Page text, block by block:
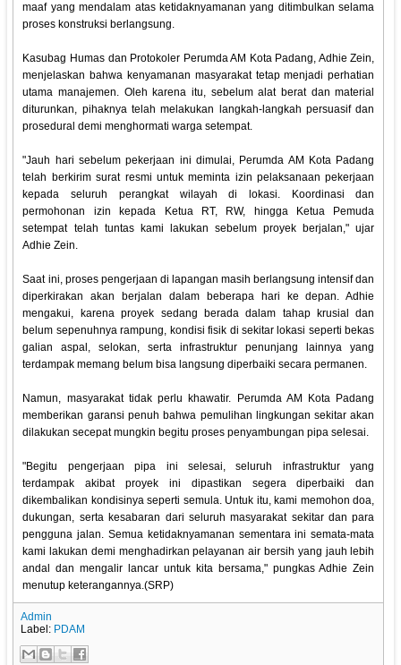
maaf yang mendalam atas ketidaknyamanan yang ditimbulkan selama
proses konstruksi berlangsung.
‎Kasubag Humas dan Protokoler Perumda AM Kota Padang, Adhie Zein,
menjelaskan bahwa kenyamanan masyarakat tetap menjadi perhatian
utama manajemen. Oleh karena itu, sebelum alat berat dan material
diturunkan, pihaknya telah melakukan langkah-langkah persuasif dan
prosedural demi menghormati warga setempat.
‎"Jauh hari sebelum pekerjaan ini dimulai, Perumda AM Kota Padang
telah berkirim surat resmi untuk meminta izin pelaksanaan pekerjaan
kepada seluruh perangkat wilayah di lokasi. Koordinasi dan
permohonan izin kepada Ketua RT, RW, hingga Ketua Pemuda
setempat telah tuntas kami lakukan sebelum proyek berjalan," ujar
Adhie Zein.
‎Saat ini, proses pengerjaan di lapangan masih berlangsung intensif dan
diperkirakan akan berjalan dalam beberapa hari ke depan. Adhie
mengakui, karena proyek sedang berada dalam tahap krusial dan
belum sepenuhnya rampung, kondisi fisik di sekitar lokasi seperti bekas
galian aspal, selokan, serta infrastruktur penunjang lainnya yang
terdampak memang belum bisa langsung diperbaiki secara permanen.
‎Namun, masyarakat tidak perlu khawatir. Perumda AM Kota Padang
memberikan garansi penuh bahwa pemulihan lingkungan sekitar akan
dilakukan secepat mungkin begitu proses penyambungan pipa selesai.
‎"Begitu pengerjaan pipa ini selesai, seluruh infrastruktur yang
terdampak akibat proyek ini dipastikan segera diperbaiki dan
dikembalikan kondisinya seperti semula. Untuk itu, kami memohon doa,
dukungan, serta kesabaran dari seluruh masyarakat sekitar dan para
pengguna jalan. Semua ketidaknyamanan sementara ini semata-mata
kami lakukan demi menghadirkan pelayanan air bersih yang jauh lebih
andal dan mengalir lancar untuk kita bersama," pungkas Adhie Zein
menutup keterangannya.(SRP)
Admin
Label: PDAM